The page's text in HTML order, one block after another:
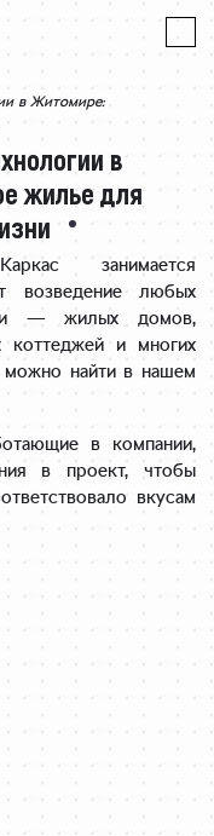
в Житомире:
в
жилье для
занимается
возведение любых
— жилых домов,
коттеджей и многих
найти в нашем
в компании,
в проект, чтобы
вкусам